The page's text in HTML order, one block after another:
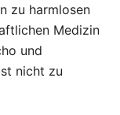
zu harmlosen
Medizin
und
nicht zu